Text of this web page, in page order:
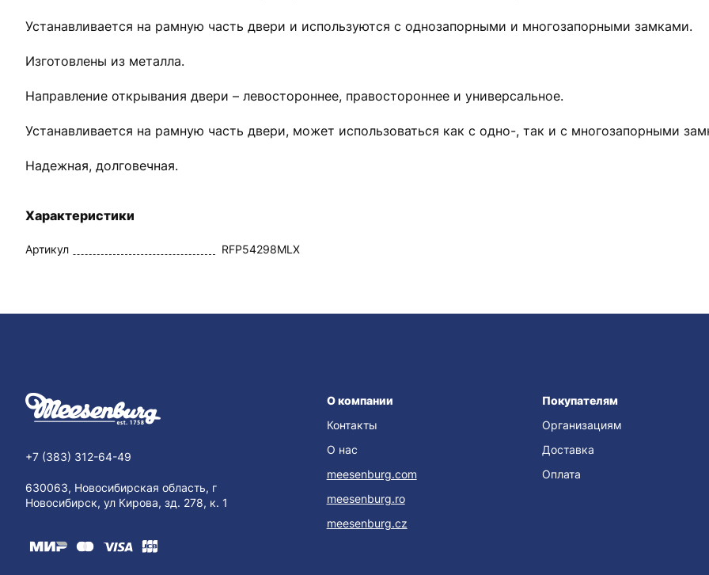
Устанавливается на рамную часть двери и используются с однозапорными и многозапорными замками.
Изготовлены из металла.
Направление открывания двери – левостороннее, правостороннее и универсальное.
Устанавливается на рамную часть двери, может использоваться как с одно-, так и с многозапорными
Надежная, долговечная.
Характеристики
Артикул RFP54298MLX
+7 (383) 312-64-49
630063, Новосибирская область, г
Новосибирск, ул Кирова, зд. 278, к. 1
О компании
Контакты
О нас
meesenburg.com
meesenburg.ro
meesenburg.cz
Покупателям
Организациям
Доставка
Оплата